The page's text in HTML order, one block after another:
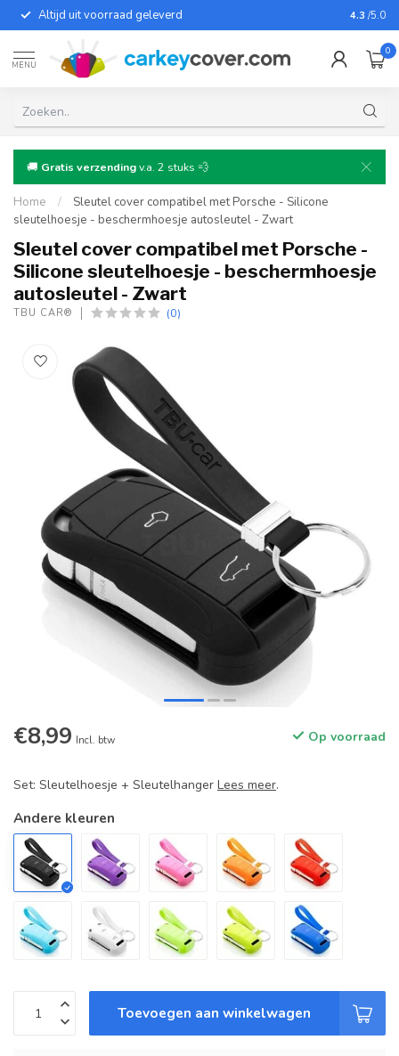
Altijd uit voorraad geleverd Voor
4.3 /5.0
MENU
0
🚚 Gratis verzendingv.a. 2 stuks 💨
Home /
Sleutel cover compatibel met Porsche - Silicone
sleutelhoesje - beschermhoesje autosleutel - Zwart
Sleutel cover compatibel met Porsche -
Silicone sleutelhoesje - beschermhoesje
autosleutel - Zwart
TBU CAR® (0)
€8,99 Incl. btw Op voorraad
Set: Sleutelhoesje + Sleutelhanger Lees meer.
Andere kleuren
Toevoegen aan winkelwagen